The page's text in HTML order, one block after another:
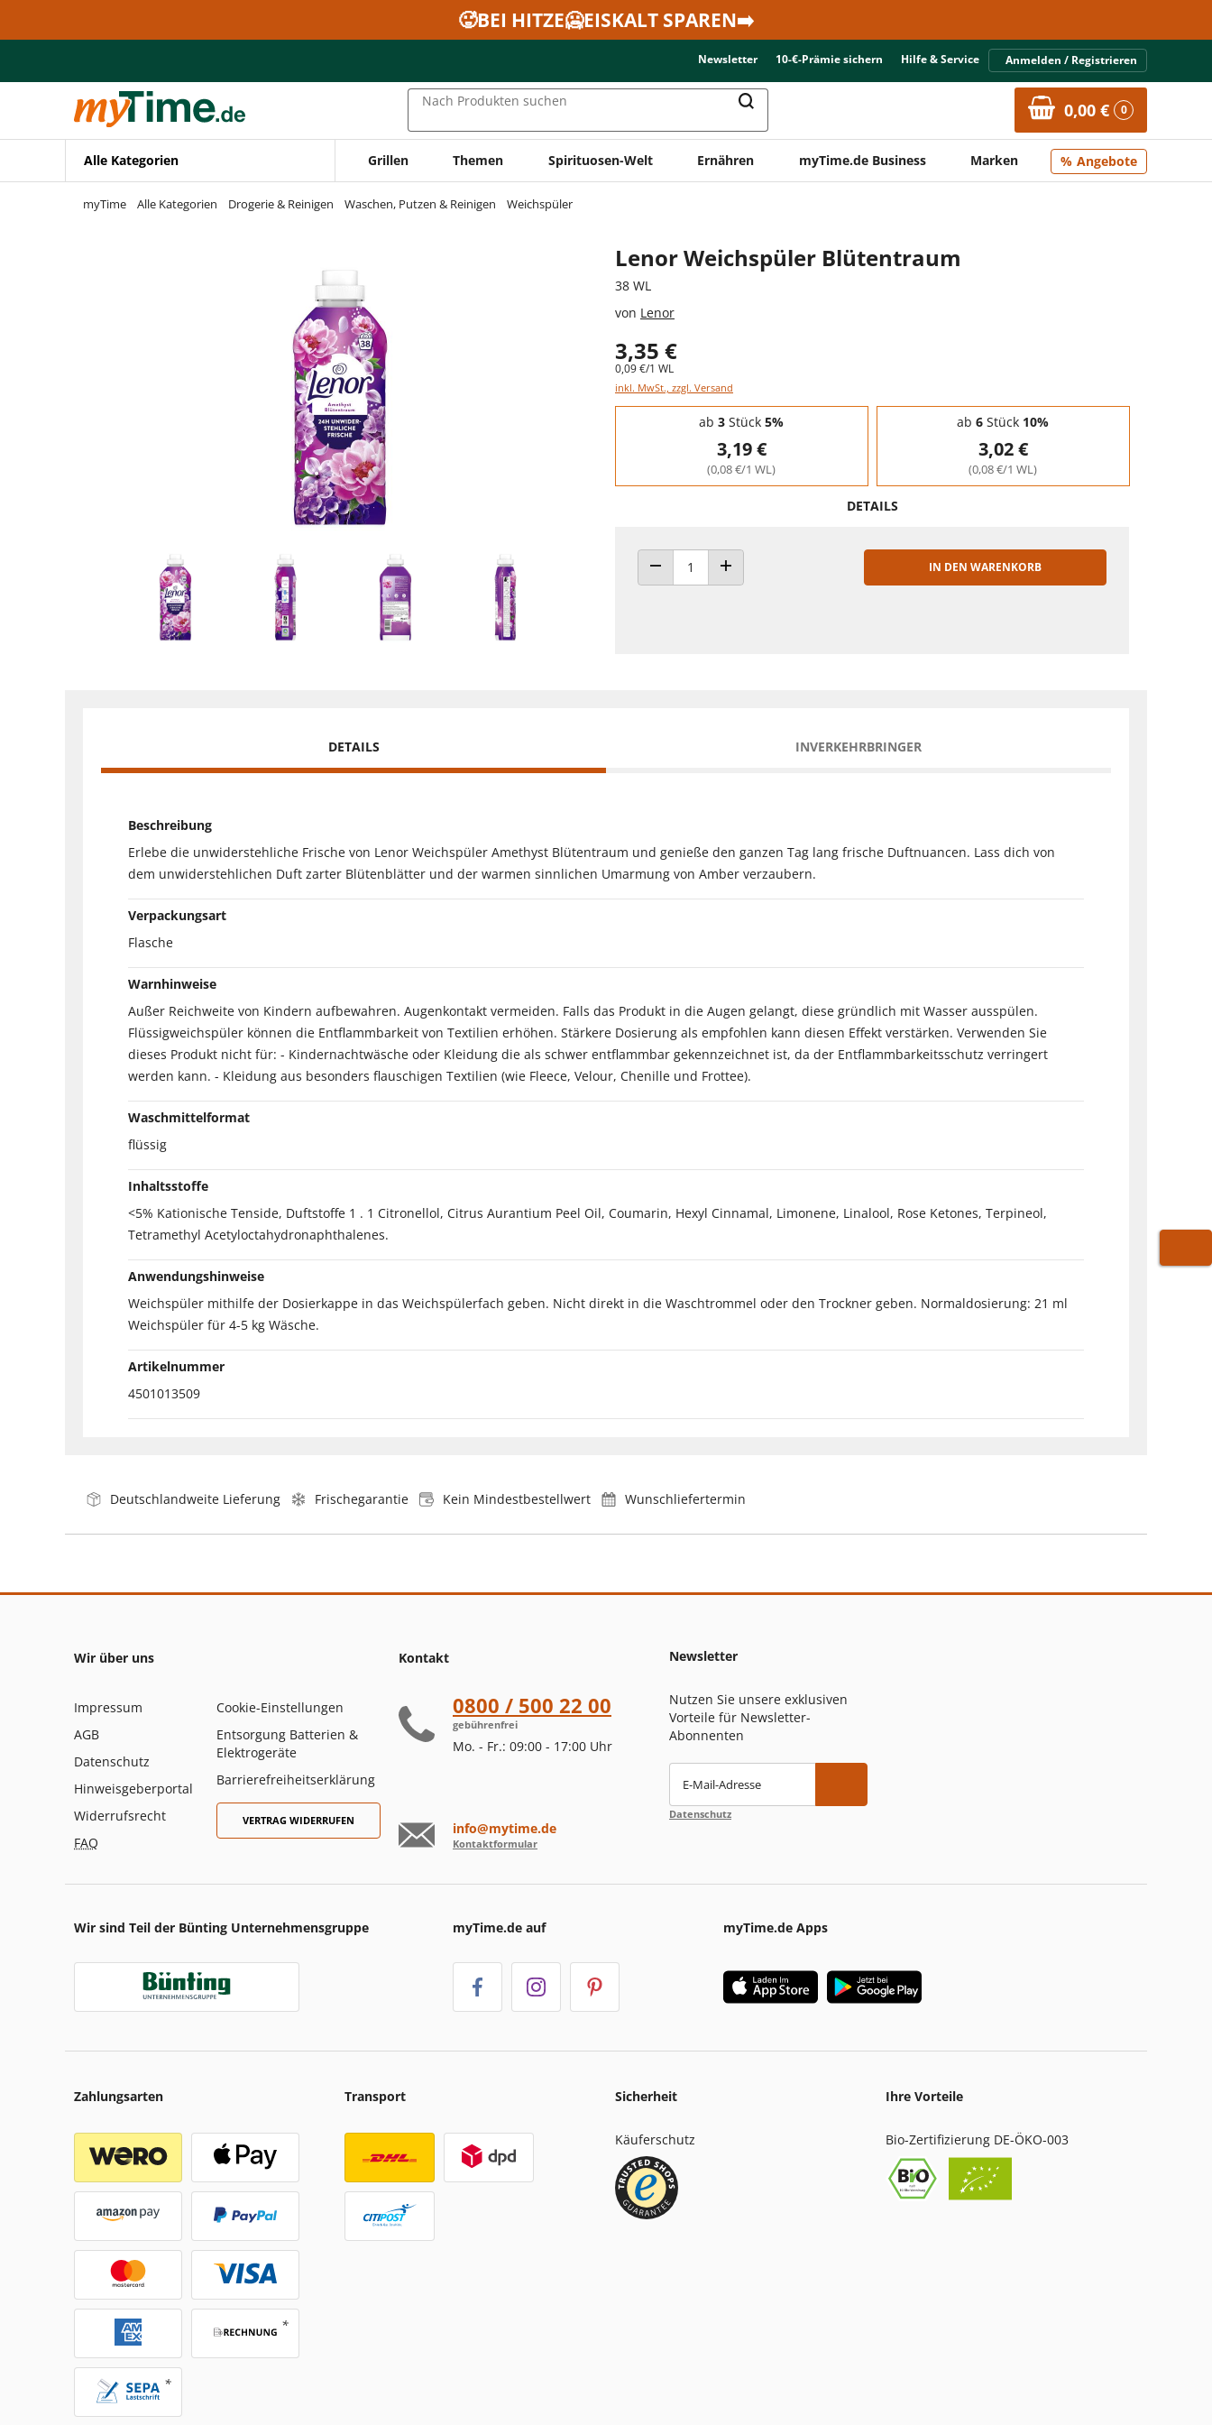
Zur Navigation springen
🥵BEI HITZE🥶EISKALT SPAREN➡️
Newsletter 10-€-Prämie sichern Hilfe & Service Anmelden / Registrieren
Nach Produkten suchen 0,00 € 0
Alle Kategorien Grillen Themen Spirituosen-Welt Ernähren myTime.de Business Marken Angebote
myTime Alle Kategorien Drogerie & Reinigen Waschen, Putzen & Reinigen Weichspüler
Lenor Weichspüler Blütentraum
38 WL
von Lenor
3,35 €
0,09 €/1 WL
inkl. MwSt., zzgl. Versand
Staffelpreise - Mengenrabatt
ab 3 Stück 5%
3,19 €
(0,08 €/1 WL)
ab 6 Stück 10%
3,02 €
(0,08 €/1 WL)
DETAILS
ANZAHL VERRINGERNANZAHL ERHÖHEN
IN DEN WARENKORB
DETAILS INVERKEHRBRINGER
Beschreibung
Erlebe die unwiderstehliche Frische von Lenor Weichspüler Amethyst Blütentraum und genieße den ganzen Tag lang frische Duftnuancen. Lass dich von
dem unwiderstehlichen Duft zarter Blütenblätter und der warmen sinnlichen Umarmung von Amber verzaubern.
Verpackungsart
Flasche
Warnhinweise
Außer Reichweite von Kindern aufbewahren. Augenkontakt vermeiden. Falls das Produkt in die Augen gelangt, diese gründlich mit Wasser ausspülen.
Flüssigweichspüler können die Entflammbarkeit von Textilien erhöhen. Stärkere Dosierung als empfohlen kann diesen Effekt verstärken. Verwenden Sie
dieses Produkt nicht für: - Kindernachtwäsche oder Kleidung die als schwer entflammbar gekennzeichnet ist, da der Entflammbarkeitsschutz verringert
werden kann. - Kleidung aus besonders flauschigen Textilien (wie Fleece, Velour, Chenille und Frottee).
Waschmittelformat
flüssig
Inhaltsstoffe
<5% Kationische Tenside, Duftstoffe 1 . 1 Citronellol, Citrus Aurantium Peel Oil, Coumarin, Hexyl Cinnamal, Limonene, Linalool, Rose Ketones, Terpineol,
Tetramethyl Acetyloctahydronaphthalenes.
Anwendungshinweise
Weichspüler mithilfe der Dosierkappe in das Weichspülerfach geben. Nicht direkt in die Waschtrommel oder den Trockner geben. Normaldosierung: 21 ml
Weichspüler für 4-5 kg Wäsche.
Artikelnummer
4501013509
Deutschlandweite Lieferung Frischegarantie Kein Mindestbestellwert Wunschliefertermin
Wir über uns
Impressum
AGB
Datenschutz
Hinweisgeberportal
Widerrufsrecht
FAQ
Cookie-Einstellungen
Entsorgung Batterien &
Elektrogeräte
Barrierefreiheitserklärung
VERTRAG WIDERRUFEN
Kontakt
0800 / 500 22 00
gebührenfrei
Mo. - Fr.: 09:00 - 17:00 Uhr
info@mytime.de
Kontaktformular
Newsletter
Nutzen Sie unsere exklusiven
Vorteile für Newsletter-
Abonnenten
E-Mail-Adresse
Datenschutz
Wir sind Teil der Bünting Unternehmensgruppe myTime.de auf myTime.de Apps
Zahlungsarten Transport Sicherheit
Käuferschutz
Ihre Vorteile
Bio-Zertifizierung DE-ÖKO-003